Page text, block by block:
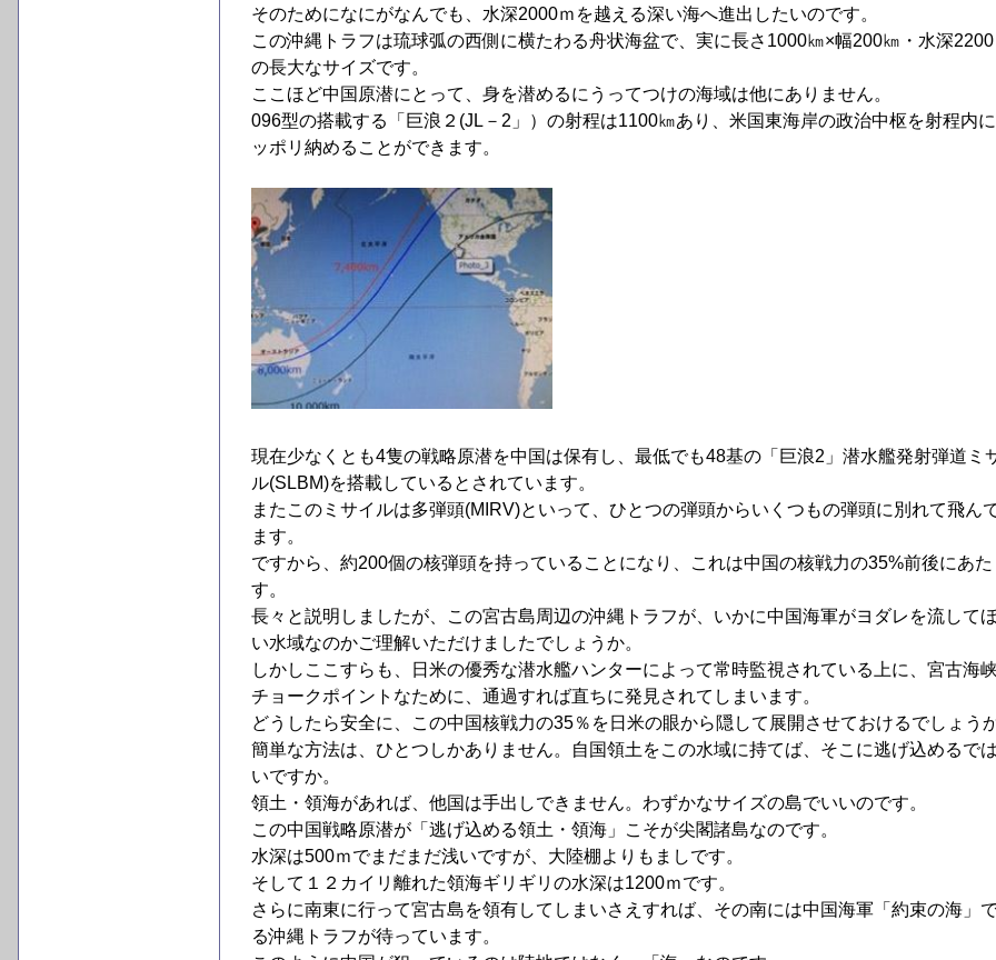
そのためになにがなんでも、水深2000ｍを越える深い海へ進出したいのです。
この沖縄トラフは琉球弧の西側に横たわる舟状海盆で、実に長さ1000㎞×幅200㎞・水深
の長大なサイズです。
ここほど中国原潜にとって、身を潜めるにうってつけの海域は他にありません。
096型の搭載する「巨浪２(JL－2」）の射程は1100㎞あり、米国東海岸の政治中枢を射程内
ッポリ納めることができます。
現在少なくとも4隻の戦略原潜を中国は保有し、最低でも48基の「巨浪2」潜水艦発射弾道ミ
ル(SLBM)を搭載しているとされています。
またこのミサイルは多弾頭(MIRV)といって、ひとつの弾頭からいくつもの弾頭に別れて飛ん
ます。
ですから、約200個の核弾頭を持っていることになり、これは中国の核戦力の35%前後にあ
す。
長々と説明しましたが、この宮古島周辺の沖縄トラフが、いかに中国海軍がヨダレを流して
い水域なのかご理解いただけましたでしょうか。
しかしここすらも、日米の優秀な潜水艦ハンターによって常時監視されている上に、宮古海
チョークポイントなために、通過すれば直ちに発見されてしまいます。
どうしたら安全に、この中国核戦力の35％を日米の眼から隠して展開させておけるでしょう
簡単な方法は、ひとつしかありません。自国領土をこの水域に持てば、そこに逃げ込めるで
いですか。
領土・領海があれば、他国は手出しできません。わずかなサイズの島でいいのです。
この中国戦略原潜が「逃げ込める領土・領海」こそが尖閣諸島なのです。
水深は500ｍでまだまだ浅いですが、大陸棚よりもましです。
そして１２カイリ離れた領海ギリギリの水深は1200ｍです。
さらに南東に行って宮古島を領有してしまいさえすれば、その南には中国海軍「約束の海」
る沖縄トラフが待っています。